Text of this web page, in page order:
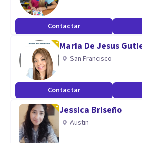
Contactar
Maria De Jesus
San Francisco
Contactar
Jessica Briseño
Austin